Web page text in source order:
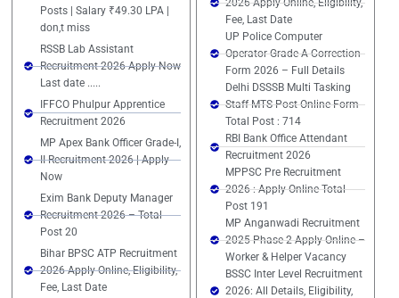
Posts | Salary ₹49.30 LPA |
don,t miss
RSSB Lab Assistant
Recruitment 2026 Apply Now
Last date .....
IFFCO Phulpur Apprentice
Recruitment 2026
MP Apex Bank Officer Grade-I,
II Recruitment 2026 | Apply
Now
Exim Bank Deputy Manager
Recruitment 2026 – Total
Post 20
Bihar BPSC ATP Recruitment
2026 Apply Online, Eligibility,
Fee, Last Date
Fee, Last Date
UP Police Computer
Operator Grade-A Correction
Form 2026 – Full Details
Delhi DSSSB Multi Tasking
Staff MTS Post Online Form
Total Post : 714
RBI Bank Office Attendant
Recruitment 2026
MPPSC Pre Recruitment
2026 : Apply Online Total
Post 191
MP Anganwadi Recruitment
2025 Phase 2 Apply Online –
Worker & Helper Vacancy
BSSC Inter Level Recruitment
2026: All Details, Eligibility,